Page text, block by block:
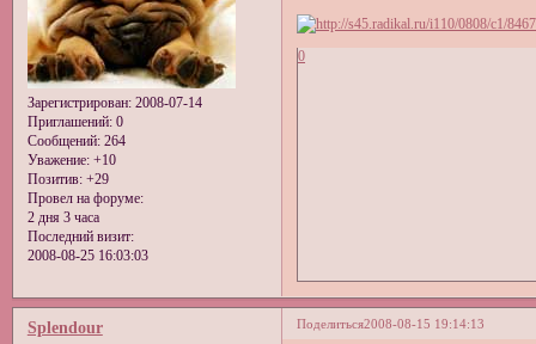
Зарегистрирован: 2008-07-14
Приглашений:0
Сообщений:264
Уважение: +10
Позитив: +29
Провел на форуме:
2 дня 3 часа
Последний визит:
2008-08-25 16:03:03
0
Поделиться2008-08-15 19:14:13
Splendour